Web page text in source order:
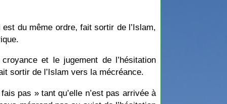
du même ordre, fait sortir de l’Islam,
et le jugement de l’hésitation
sortir de l’Islam vers la mécréance.
pas » tant qu’elle n’est pas arrivée à